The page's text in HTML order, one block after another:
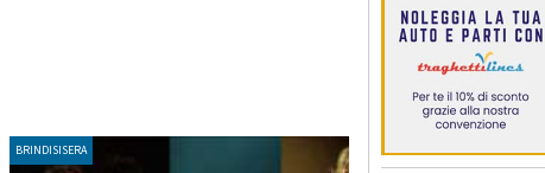
BRINDISISERA